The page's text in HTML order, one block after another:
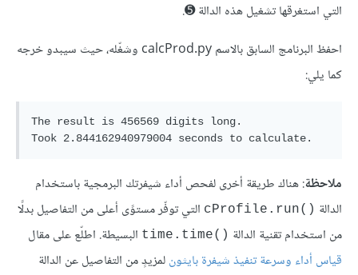
التي استغرقها تشغيل هذه الدالة ➎.
احفظ البرنامج السابق بالاسم calcProd.py وشغّله، حيث سيبدو خرجه
كما يلي:
The result is 456569 digits long.
ملاحظة: هناك طريقة أخرى لفحص أداء شيفرتك البرمجية باستخدام
الدالة cProfile.run()‎ التي توفّر مستوًى أعلى من التفاصيل بدلًا
من استخدام تقنية الدالة time.time()‎ البسيطة. اطلّع على مقال
قياس أداء وسرعة تنفيذ شيفرة بايثونلمزيدٍ من التفاصيل عن الدالة